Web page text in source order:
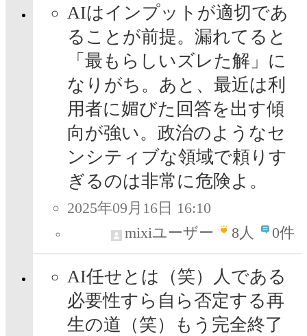
AIはインプットが適切であ
ることが前提。漏れてると
「最もらしいズレた解」に
なりがち。あと、最近は利
用者に媚びた回答を出す傾
向が強い。政治のようなセ
ンシティブな領域で頼りす
ぎるのは非常に危険よ。
2025年09月16日 16:10
mixiユーザー
8人 0件
AI任せとは（笑）人である
必要性すら自ら否定する再
生の道（笑）もう完全終了